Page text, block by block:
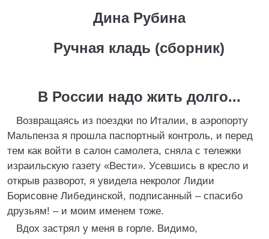
Дина Рубина
Ручная кладь (сборник)
В России надо жить долго...
Возвращаясь из поездки по Италии, в аэропорту
Мальпенза я прошла паспортный контроль, и перед
тем как войти в салон самолета, сняла с тележки
израильскую газету «Вести». Усевшись в кресло и
открыв разворот, я увидела некролог Лидии
Борисовне Либединской, подписанный – спасибо
друзьям! – и моим именем тоже.
Вдох застрял у меня в горле. Видимо,